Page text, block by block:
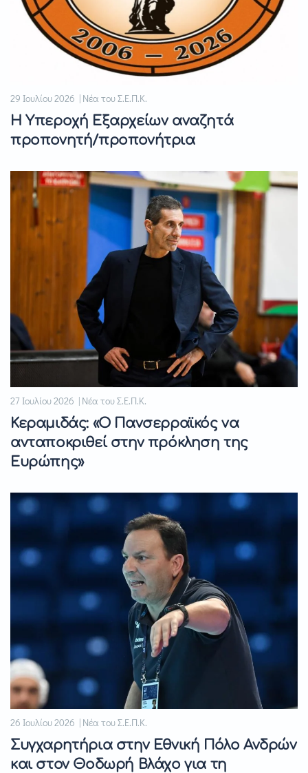
29 Ιουλίου 2026 | Νέα του Σ.Ε.Π.Κ.
Η Υπεροχή Εξαρχείων αναζητά
προπονητή/προπονήτρια
27 Ιουλίου 2026 | Νέα του Σ.Ε.Π.Κ.
Κεραμιδάς: «Ο Πανσερραϊκός να
ανταποκριθεί στην πρόκληση της
Ευρώπης»
26 Ιουλίου 2026 | Νέα του Σ.Ε.Π.Κ.
Συγχαρητήρια στην Εθνική Πόλο Ανδρών
και στον Θοδωρή Βλάχο για τη